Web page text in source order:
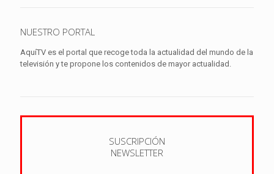
NUESTRO PORTAL
AquíTV es el portal que recoge toda la actualidad del mundo de la
televisión y te propone los contenidos de mayor actualidad.
SUSCRIPCIÓN
NEWSLETTER